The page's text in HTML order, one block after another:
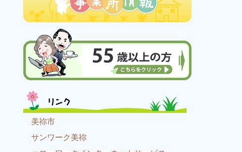
リンク
美祢市
サンワーク美祢